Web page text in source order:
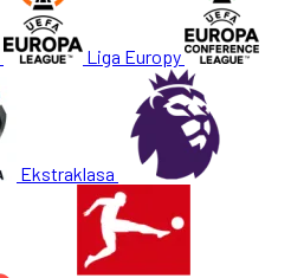
Liga Europy
Ekstraklasa